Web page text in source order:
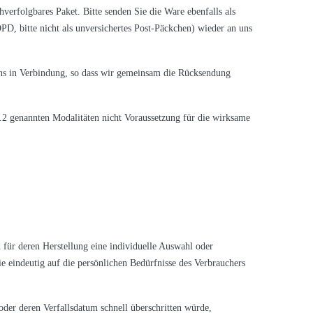
Paket. Bitte senden Sie die Ware ebenfalls als
bitte nicht als unversichertes Post-Päckchen) wieder an uns
Verbindung, so dass wir gemeinsam die Rücksendung
genannten Modalitäten nicht Voraussetzung für die wirksame
deren Herstellung eine individuelle Auswahl oder
auf die persönlichen Bedürfnisse des Verbrauchers
deren Verfallsdatum schnell überschritten würde,